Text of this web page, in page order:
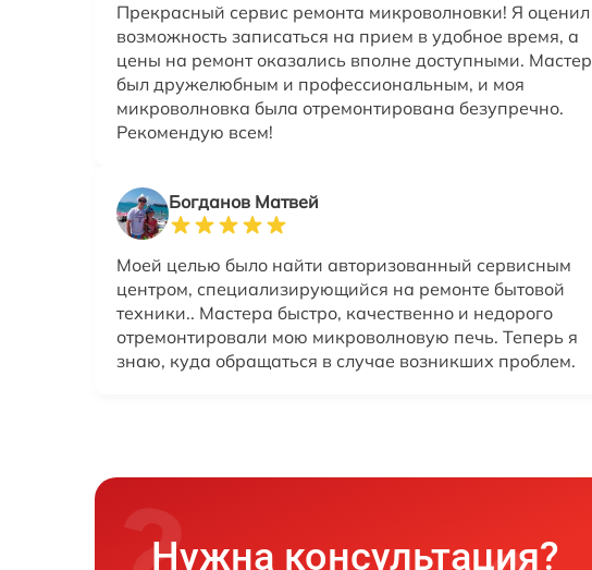
Прекрасный сервис ремонта микроволновки! Я оценил
возможность записаться на прием в удобное время, а
цены на ремонт оказались вполне доступными. Мастер
был дружелюбным и профессиональным, и моя
микроволновка была отремонтирована безупречно.
Рекомендую всем!
Богданов Матвей
Моей целью было найти авторизованный сервисным
центром, специализирующийся на ремонте бытовой
техники.. Мастера быстро, качественно и недорого
отремонтировали мою микроволновую печь. Теперь я
знаю, куда обращаться в случае возникших проблем.
Нужна консультация?